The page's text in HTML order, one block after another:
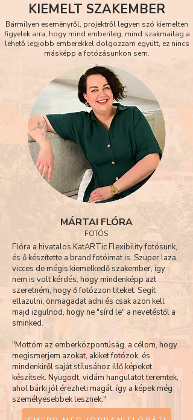
KIEMELT SZAKEMBER
Bármilyen eseményről, projektről legyen szó kiemelten
figyelek arra, hogy mind emberileg, mind szakmailag a
lehető legjobb emberekkel dolgozzam együtt, ez nincs
másképp a fotózásunkon sem.
MÁRTAI FLÓRA
FOTÓS
Flóra a hivatalos KatARTic Flexibility fotósunk,
és ő készítette a brand fotóimat is. Szuper laza,
vicces de mégis kiemelkedő szakember, így
nem is volt kérdés, hogy mindenképp azt
szeretném, hogy ő fotózzon titeket. Segít
ellazulni, önmagadat adni és csak azon kell
majd izgulnod, hogy ne "sírd le" a nevetéstől a
sminked.
"Mottóm az emberközpontúság, a célom, hogy
megismerjem azokat, akiket fotózok, és
mindenkiről saját stílusához illő képeket
készítsek. Nyugodt, vidám hangulatot teremtek,
ahol bárki jól érezheti magát, így a képek még
személyesebbek lesznek."